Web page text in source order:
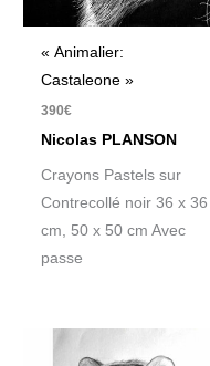
« Animalier:
Castaleone »
390€
Nicolas PLANSON
Crayons Pastels sur
Contrecollé noir 36 x 36
cm, 50 x 50 cm Avec
passe